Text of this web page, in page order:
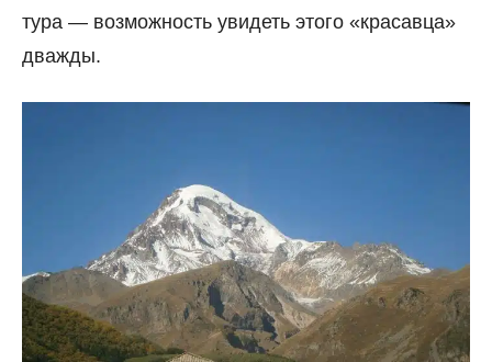
тура — возможность увидеть этого «красавца»
дважды.